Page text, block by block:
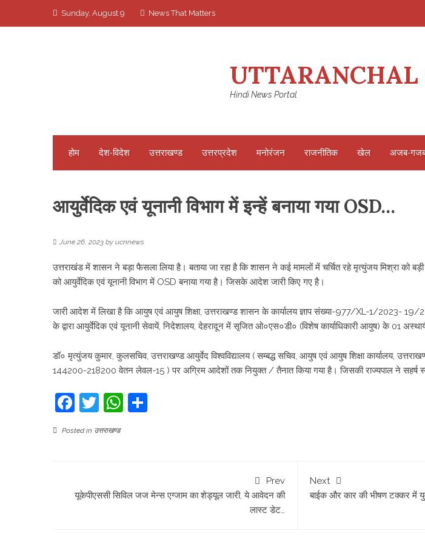
Sunday, August 9 News That Matters
Hindi News Portal
होम देश-विदेश उत्तराखण्ड उत्तरप्रदेश मनोरंजन राजनीतिक खेल अजब-
आयुर्वेदिक एवं यूनानी विभाग में इन्हें बनाया गया OSD…
June 26, 2023 by ucnnews
उत्तराखंड में शासन ने बड़ा फैसला लिया है। बताया जा रहा है कि शासन ने कई मामलों में चर्चित रहे मृत्युंजय मिश्रा को बड़ी
को आयुर्वेदिक एवं यूनानी विभाग में OSD बनाया गया है। जिसके आदेश जारी किए गए है।
जारी आदेश में लिखा है कि आयुष एवं आयुष शिक्षा, उत्तराखण्ड शासन के कार्यालय ज्ञाप संख्या-977/XL-1/2023-
के द्वारा आयुर्वेदिक एवं यूनानी सेवायें, निदेशालय, देहरादून में सृजित ओ०एस०डी० (विशेष कार्याधिकारी आयुष) के 01
डॉ० मृत्युंजय कुमार, कुलसचिव, उत्तराखण्ड आयुर्वेद विश्वविद्यालय ( सम्बद्ध सचिव, आयुष एवं आयुष शिक्षा कार्यालय,
144200-218200 वेतन लेवल-15 ) पर अग्रिम आदेशों तक नियुक्त / तैनात किया गया है। जिसकी राज्यपाल ने सहर्ष
Facebook
TwitterWhatsApp
Posted in उत्तराखण्ड
Prev
यूकेपीएससी सिविल जज मेन्स एग्जाम का शेड्यूल जारी, ये आवेदन की
लास्ट डेट…
Next
बाईक और कार की भीषण टक्कर में